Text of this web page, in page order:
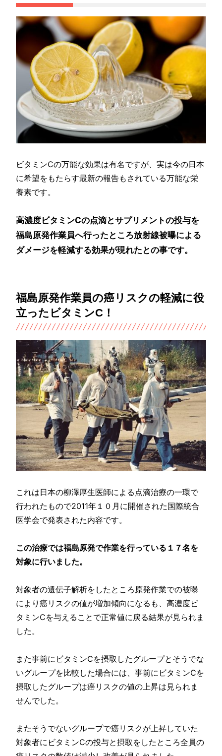
ビタミンCの万能な効果は有名ですが、実は今の日本
に希望をもたらす最新の報告もされている万能な栄
養素です。
高濃度ビタミンCの点滴とサプリメントの投与を
福島原発作業員へ行ったところ放射線被曝による
ダメージを軽減する効果が現れたとの事です。
福島原発作業員の癌リスクの軽減に役
立ったビタミンC！
これは日本の柳澤厚生医師による点滴治療の一環で
行われたもので2011年１０月に開催された国際統合
医学会で発表された内容です。
この治療では福島原発で作業を行っている１７名を
対象に行いました。
対象者の遺伝子解析をしたところ原発作業での被曝
により癌リスクの値が増加傾向になるも、高濃度ビ
タミンCを与えることで正常値に戻る結果が見られま
した。
また事前にビタミンCを摂取したグループとそうでな
いグループを比較した場合には、事前にビタミンCを
摂取したグループは癌リスクの値の上昇は見られま
せんでした。
またそうでないグループで癌リスクが上昇していた
対象者にビタミンCの投与と摂取をしたところ全員の